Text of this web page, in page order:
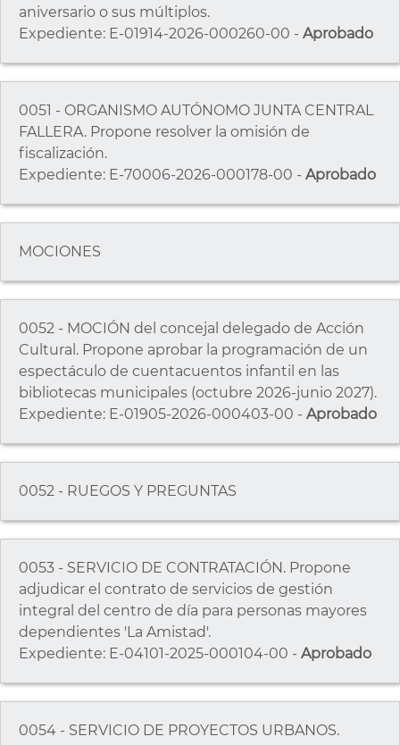
aniversario o sus múltiplos.
Expediente: E-01914-2026-000260-00 - Aprobado
0051 - ORGANISMO AUTÓNOMO JUNTA CENTRAL
FALLERA. Propone resolver la omisión de
fiscalización.
Expediente: E-70006-2026-000178-00 - Aprobado
MOCIONES
0052 - MOCIÓN del concejal delegado de Acción
Cultural. Propone aprobar la programación de un
espectáculo de cuentacuentos infantil en las
bibliotecas municipales (octubre 2026-junio 2027).
Expediente: E-01905-2026-000403-00 - Aprobado
0052 - RUEGOS Y PREGUNTAS
0053 - SERVICIO DE CONTRATACIÓN. Propone
adjudicar el contrato de servicios de gestión
integral del centro de día para personas mayores
dependientes 'La Amistad'.
Expediente: E-04101-2025-000104-00 - Aprobado
0054 - SERVICIO DE PROYECTOS URBANOS.